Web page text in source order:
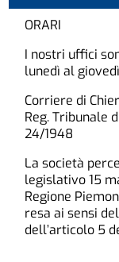
ORARI
I nostri uffici
lunedì al
Corriere di
Reg. Tribunale
24/1948
La società
legislativo 15
Regione
resa ai sensi
dell’articolo 5